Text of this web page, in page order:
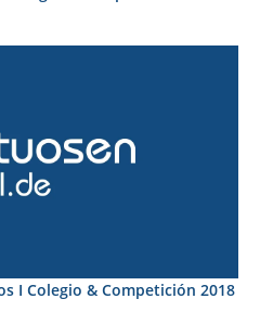
I Colegio & Competición 2018